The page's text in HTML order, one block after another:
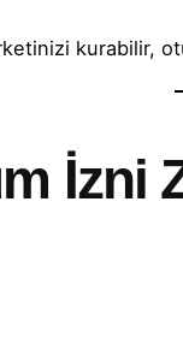
kurabilir,
İzni